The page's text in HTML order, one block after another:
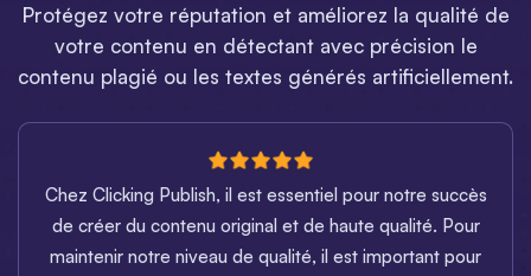
Protégez votre réputation et améliorez la qualité de
votre contenu en détectant avec précision le
contenu plagié ou les textes générés artificiellement.
Chez Clicking Publish, il est essentiel pour notre succès
de créer du contenu original et de haute qualité. Pour
maintenir notre niveau de qualité, il est important pour